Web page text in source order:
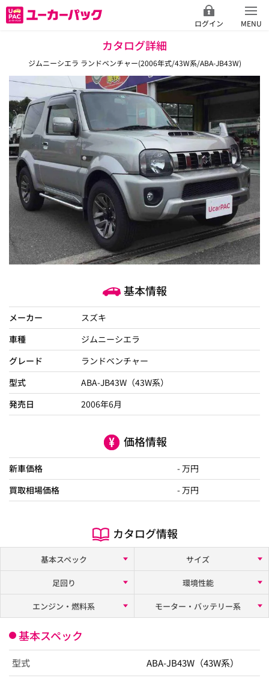
ログイン MENU
カタログ詳細
ジムニーシエラ ランドベンチャー(2006年式/43W系/ABA-JB43W)
基本情報
メーカー
スズキ
車種
ジムニーシエラ
グレード
ランドベンチャー
型式
ABA-JB43W（43W系）
発売日
2006年6月
価格情報
新車価格
- 万円
買取相場価格
- 万円
カタログ情報
基本スペック
サイズ
足回り
環境性能
エンジン・燃料系
モーター・バッテリー系
基本スペック
型式 ABA-JB43W（43W系）